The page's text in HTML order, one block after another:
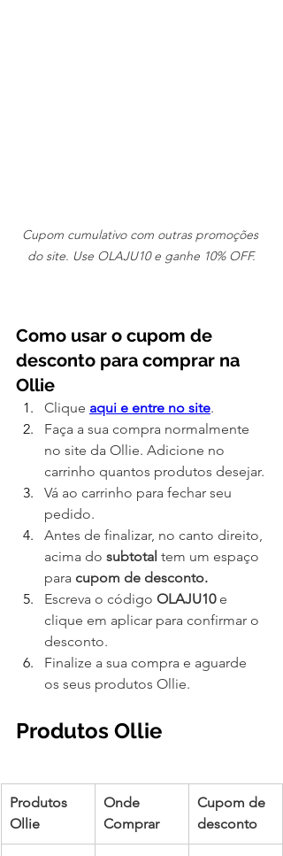
Cupom cumulativo com outras promoções
do site. Use OLAJU10 e ganhe 10% OFF.
Como usar o cupom de
desconto para comprar na
Ollie
Clique aqui e entre no site.
Faça a sua compra normalmente
no site da Ollie. Adicione no
carrinho quantos produtos desejar.
Vá ao carrinho para fechar seu
pedido.
Antes de finalizar, no canto direito,
acima do subtotal tem um espaço
para cupom de desconto.
Escreva o código OLAJU10 e
clique em aplicar para confirmar o
desconto.
Finalize a sua compra e aguarde
os seus produtos Ollie.
Produtos Ollie
Produtos
Ollie
Onde
Comprar
Cupom de
desconto